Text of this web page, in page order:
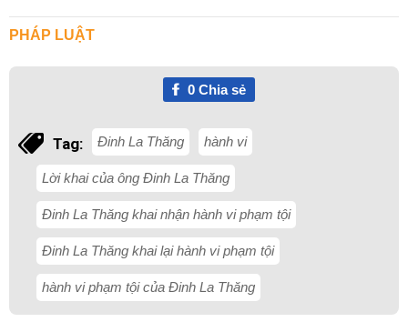
PHÁP LUẬT
0Chia sẻ
Tag: Đinh La Thăng hành vi
Lời khai của ông Đinh La Thăng
Đinh La Thăng khai nhận hành vi phạm tội
Đinh La Thăng khai lại hành vi phạm tội
hành vi phạm tội của Đinh La Thăng